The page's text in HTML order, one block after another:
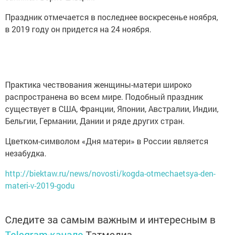
в 2019 году он придется на 24 ноября.
распространена во всем мире. Подобный праздник
существует в США, Франции, Японии, Австралии, Индии,
Бельгии, Германии, Дании и ряде других стран.
незабудка.
materi-v-2019-godu
Telegram-каналеТатмедиа